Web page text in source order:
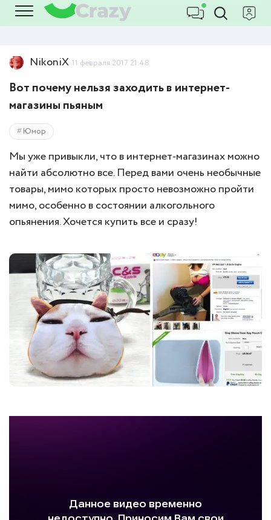
NikoniX 11 февраля 2017 21:48
Вот почему нельзя заходить в интернет-
магазины пьяным
Юмор
Мы уже привыкли, что в интернет-магазинах можно
найти абсолютно все. Перед вами очень необычные
товары, мимо которых просто невозможно пройти
мимо, особенно в состоянии алкогольного
опьянения. Хочется купить все и сразу!